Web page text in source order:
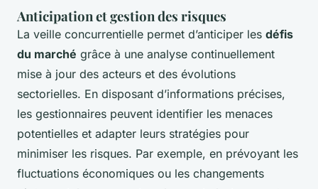
Anticipation et gestion des risques
La veille concurrentielle permet d’anticiper les défis
du marché grâce à une analyse continuellement
mise à jour des acteurs et des évolutions
sectorielles. En disposant d’informations précises,
les gestionnaires peuvent identifier les menaces
potentielles et adapter leurs stratégies pour
minimiser les risques. Par exemple, en prévoyant les
fluctuations économiques ou les changements